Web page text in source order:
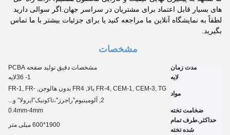
های بسیار قابل اعتماد برای مشتریان در سراسر جهان.اگر سوالی دارید
لطفاً به نمایشگاه آنلاین ما مراجعه کنید یا برای جزئیات بیشتر با ما تماس
بگیرید.
مشخصات
مدت زمان
مشخصات دقیق تولید صفحه PCBA
لایه
1- 3
6 لایه
مواد
FR-4, CEM-1, CEM-3, TG بالا, FR4 بدون هالوجن, FR-1, FR-
2, آلومینیوم
"راجرز"،تاکونیک"ايزولا" و...
ضخامت تخته
0.4mm-4mm
حداکثر.طرف تمام
شده تخته
1900*600 میلی متر